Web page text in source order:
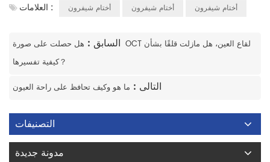
العلامات : أختام شيفرون أختام شيفرون أختام شيفرون
السابق : هل حصلت على صورة OCT لقاع العين، هل مازلت قلقًا بشأن
كيفية تفسيرها？
التالى : ما هو وكيف تحافظ على راحة العيون
التصنيفات
مدونة جديدة